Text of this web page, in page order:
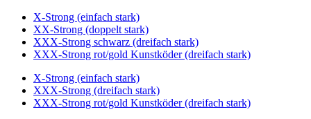
X-Strong (einfach stark)
XX-Strong (doppelt stark)
XXX-Strong schwarz (dreifach stark)
XXX-Strong rot/gold Kunstköder (dreifach stark)
X-Strong (einfach stark)
XXX-Strong (dreifach stark)
XXX-Strong rot/gold Kunstköder (dreifach stark)